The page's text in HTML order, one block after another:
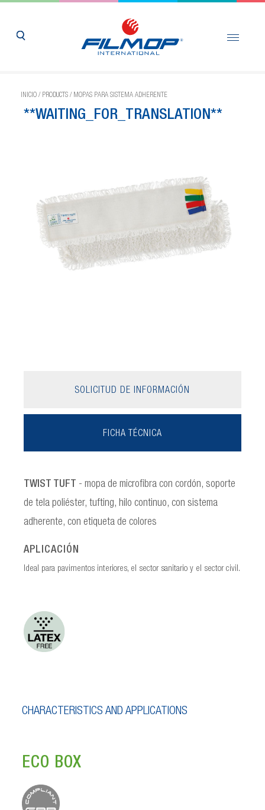
INICIO / PRODUCTS / MOPAS PARA SISTEMA ADHERENTE
**WAITING_FOR_TRANSLATION**
SOLICITUD DE INFORMACIÓN
FICHA TÉCNICA
TWIST TUFT - mopa de microfibra con cordón, soporte
de tela poliéster, tufting, hilo continuo, con sistema
adherente, con etiqueta de colores
APLICACIÓN
Ideal para pavimentos interiores, el sector sanitario y el sector civil.
CHARACTERISTICS AND APPLICATIONS
ECO BOX